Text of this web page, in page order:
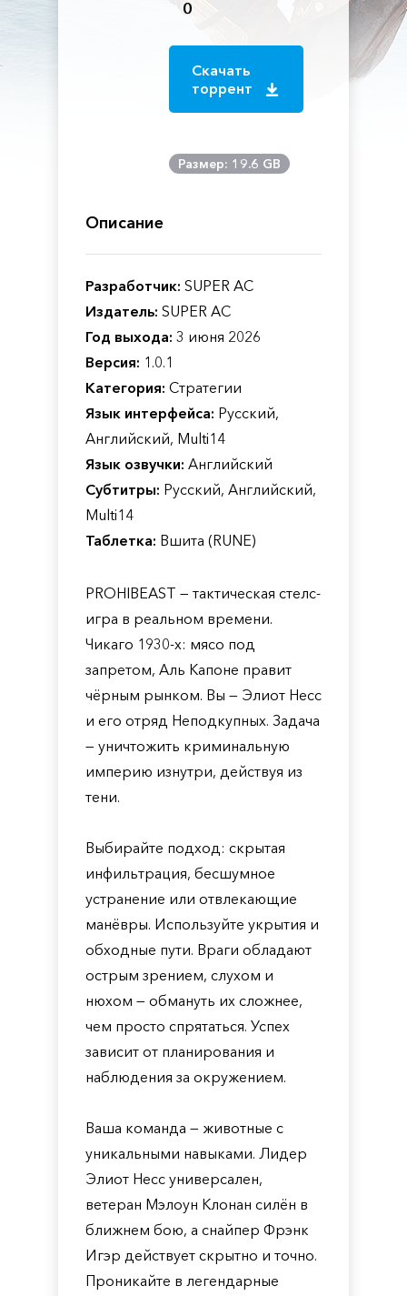
0
Скачать
торрент
Размер: 19.6 GB
Описание
Разработчик: SUPER AC
Издатель: SUPER AC
Год выхода: 3 июня 2026
Версия: 1.0.1
Категория: Стратегии
Язык интерфейса: Русский,
Английский, Multi14
Язык озвучки: Английский
Субтитры: Русский, Английский,
Multi14
Таблетка: Вшита (RUNE)
PROHIBEAST — тактическая стелс-
игра в реальном времени.
Чикаго 1930-х: мясо под
запретом, Аль Капоне правит
чёрным рынком. Вы — Элиот Несс
и его отряд Неподкупных. Задача
— уничтожить криминальную
империю изнутри, действуя из
тени.
Выбирайте подход: скрытая
инфильтрация, бесшумное
устранение или отвлекающие
манёвры. Используйте укрытия и
обходные пути. Враги обладают
острым зрением, слухом и
нюхом — обмануть их сложнее,
чем просто спрятаться. Успех
зависит от планирования и
наблюдения за окружением.
Ваша команда — животные с
уникальными навыками. Лидер
Элиот Несс универсален,
ветеран Мэлоун Клонан силён в
ближнем бою, а снайпер Фрэнк
Игэр действует скрытно и точно.
Проникайте в легендарные